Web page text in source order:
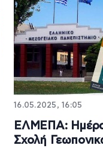
16.05.2025, 16:05
ΕΛΜΕΠΑ:
Σχολή